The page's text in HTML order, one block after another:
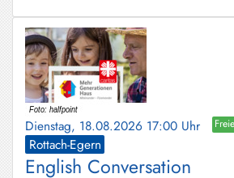
Dienstag, 18.08.2026 17:00 Uhr
Rottach-Egern
English Conversation